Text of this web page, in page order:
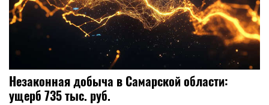
Незаконная добыча в Самарской области:
ущерб 735 тыс. руб.